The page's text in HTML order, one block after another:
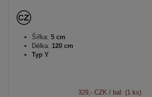
Šířka: 5 cm
Délka: 120 cm
Typ Y
329,- CZK / bal. (1 ks)